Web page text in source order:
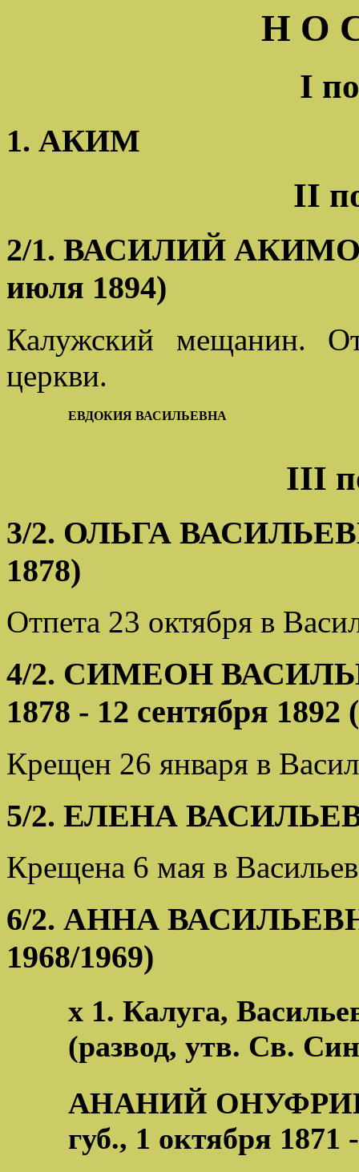
Н О
I
1. АКИМ
II
2/1. ВАСИЛИЙ
июля 1894)
Калужский мещанин.
церкви.
ЕВДОКИЯ ВАСИЛЬЕВНА
III
3/2. ОЛЬГА
1878)
Отпета 23 октября в
4/2. СИМЕОН
1878 - 12 сентября 1892
Крещен 26 января в
5/2. ЕЛЕНА
Крещена 6 мая в
6/2. АННА
1968/1969)
х 1. Калуга,
(развод, утв. Св.
АНАНИЙ
губ., 1 октября 1871